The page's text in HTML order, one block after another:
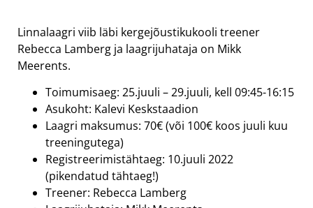
Linnalaagri viib läbi kergejõustikukooli treener
Rebecca Lamberg ja laagrijuhataja on Mikk
Meerents.
Toimumisaeg: 25.juuli – 29.juuli, kell 09:45-16:15
Asukoht: Kalevi Keskstaadion
Laagri maksumus: 70€ (või 100€ koos juuli kuu
treeningutega)
Registreerimistähtaeg: 10.juuli 2022
(pikendatud tähtaeg!)
Treener: Rebecca Lamberg